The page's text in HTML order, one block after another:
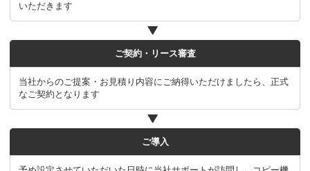
いただきます
ご契約・リース審査
当社からのご提案・お見積り内容にご納得いただけましたら、正式
なご契約となります
ご導入